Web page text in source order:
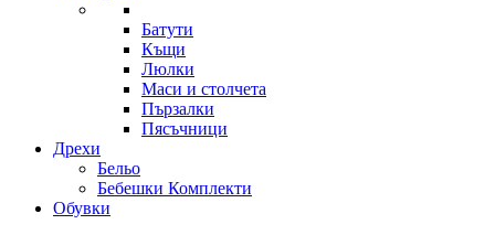
Батути
Къщи
Люлки
Маси и столчета
Пързалки
Пясъчници
Дрехи
Бельо
Бебешки Комплекти
Обувки